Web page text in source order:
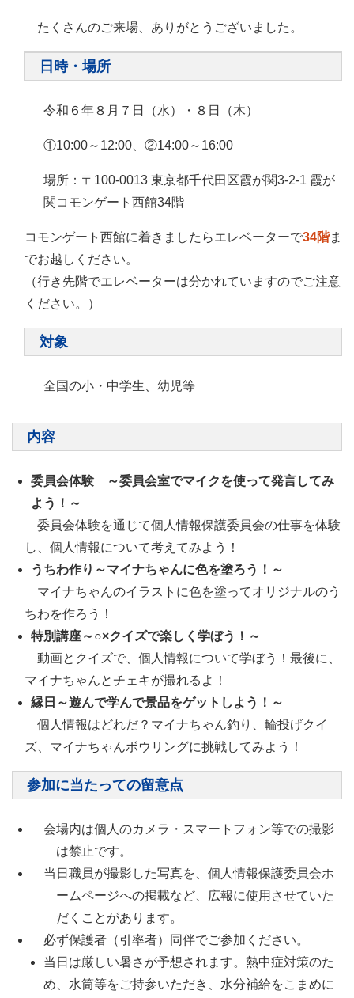
たくさんのご来場、ありがとうございました。
日時・場所
令和６年８月７日（水）・８日（木）
①10:00～12:00、②14:00～16:00
場所：〒100-0013 東京都千代田区霞が関3-2-1 霞が
関コモンゲート西館34階
コモンゲート西館に着きましたらエレベーターで34階ま
でお越しください。
（行き先階でエレベーターは分かれていますのでご注意
ください。）
対象
全国の小・中学生、幼児等
内容
委員会体験 ～委員会室でマイクを使って発言してみ
よう！～
委員会体験を通じて個人情報保護委員会の仕事を体験
し、個人情報について考えてみよう！
うちわ作り～マイナちゃんに色を塗ろう！～
マイナちゃんのイラストに色を塗ってオリジナルのう
ちわを作ろう！
特別講座～○×クイズで楽しく学ぼう！～
動画とクイズで、個人情報について学ぼう！最後に、
マイナちゃんとチェキが撮れるよ！
縁日～遊んで学んで景品をゲットしよう！～
個人情報はどれだ？マイナちゃん釣り、輪投げクイ
ズ、マイナちゃんボウリングに挑戦してみよう！
参加に当たっての留意点
会場内は個人のカメラ・スマートフォン等での撮影
は禁止です。
当日職員が撮影した写真を、個人情報保護委員会ホ
ームページへの掲載など、広報に使用させていた
だくことがあります。
必ず保護者（引率者）同伴でご参加ください。
当日は厳しい暑さが予想されます。熱中症対策のた
め、水筒等をご持参いただき、水分補給をこまめに